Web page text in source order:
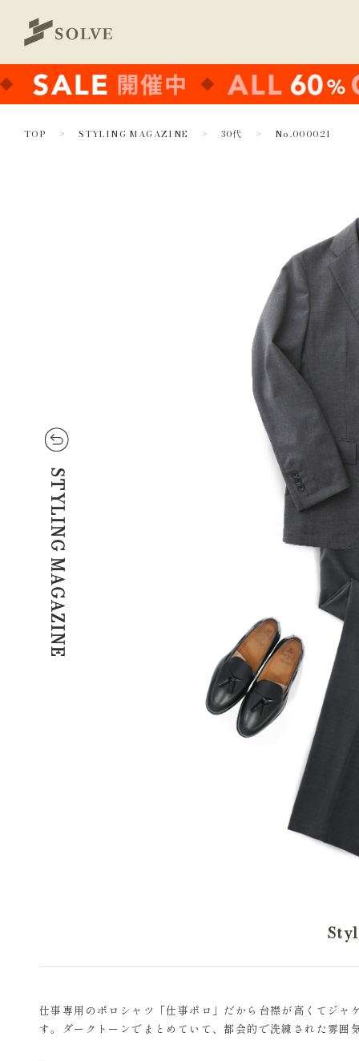
TOP STYLING MAGAZINE 30代 No.000021
STYLING MAGAZINE
仕事専用のポロシャツ「仕事ポロ」だから台襟が高くてジ
す。ダークトーンでまとめていて、都会的で洗練された雰